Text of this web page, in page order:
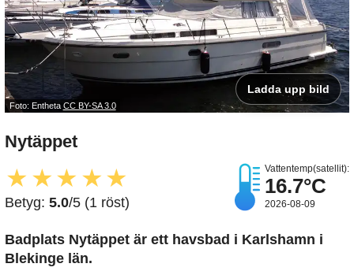
Foto: EnthetaCC BY-SA 3.0
Ladda upp bild
Nytäppet
★ ★★ ★★
Betyg: 5.0/5 (1 röst)
Vattentemp(satellit):
16.7°C
2026-08-09
Badplats Nytäppet är ett havsbad i Karlshamn i
Blekinge län.